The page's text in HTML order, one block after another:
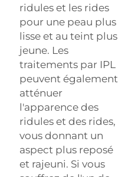
ridules et les rides
pour une peau plus
lisse et au teint plus
jeune. Les
traitements par IPL
peuvent également
atténuer
l'apparence des
ridules et des rides,
vous donnant un
aspect plus reposé
et rajeuni. Si vous